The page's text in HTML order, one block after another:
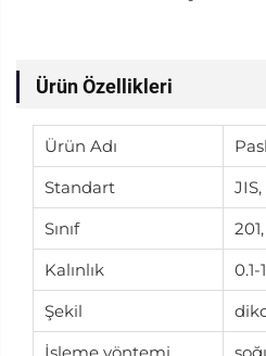
Ürün Özellikleri
Ürün Adı
Standart
Sınıf
Kalınlık
Şekil
İşleme yöntemi